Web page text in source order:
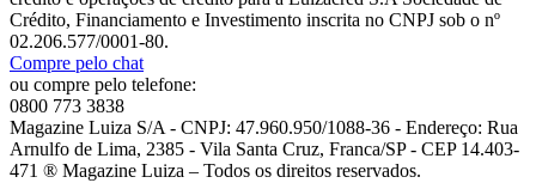
Crédito, Financiamento e Investimento inscrita no CNPJ sob o nº
02.206.577/0001-80.
Compre pelo chat
ou compre pelo telefone:
0800 773 3838
Magazine Luiza S/A - CNPJ: 47.960.950/1088-36 - Endereço: Rua
Arnulfo de Lima, 2385 - Vila Santa Cruz, Franca/SP - CEP 14.403-
471 ® Magazine Luiza – Todos os direitos reservados.